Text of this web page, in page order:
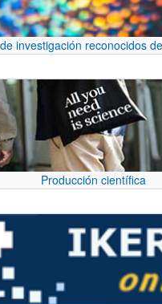
investigación reconocidos
Producción científica